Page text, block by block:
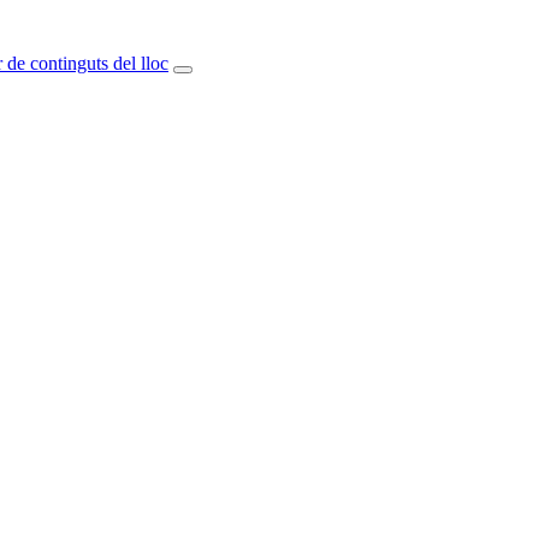
de continguts del lloc